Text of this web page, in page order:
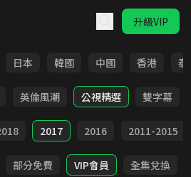
升級VIP
日本 韓國 中國 香港 泰
英倫風潮 公視精選 雙字幕
2017 2016 2011-2015
部分免費 VIP會員 全集兌換